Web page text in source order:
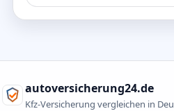
autoversicherung24.de
Kfz-Versicherung vergleichen in